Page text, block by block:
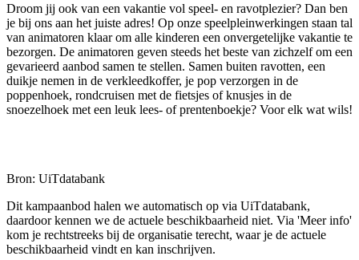
Droom jij ook van een vakantie vol speel- en ravotplezier? Dan ben
je bij ons aan het juiste adres! Op onze speelpleinwerkingen staan tal
van animatoren klaar om alle kinderen een onvergetelijke vakantie te
bezorgen. De animatoren geven steeds het beste van zichzelf om een
gevarieerd aanbod samen te stellen. Samen buiten ravotten, een
duikje nemen in de verkleedkoffer, je pop verzorgen in de
poppenhoek, rondcruisen met de fietsjes of knusjes in de
snoezelhoek met een leuk lees- of prentenboekje? Voor elk wat wils!
Bron: UiTdatabank
Dit kampaanbod halen we automatisch op via UiTdatabank,
daardoor kennen we de actuele beschikbaarheid niet. Via 'Meer info'
kom je rechtstreeks bij de organisatie terecht, waar je de actuele
beschikbaarheid vindt en kan inschrijven.